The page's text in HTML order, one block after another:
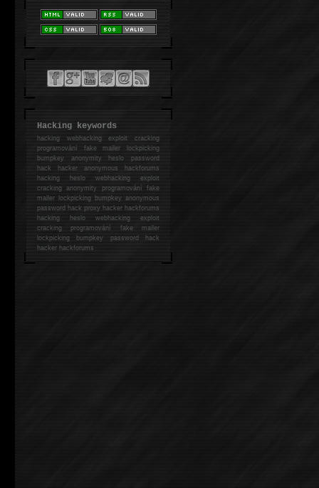
Hacking keywords
hackingwebhacking exploit cracking
programování fake mailer lockpicking
bumpkey anonymity heslo password
hackhacker anonymous hackforums
hackingheslo webhacking exploit
cracking anonymity programování fake
mailer lockpicking bumpkey anonymous
password hack proxy hacker hackforums
hacking heslo webhacking exploit
cracking programování fake mailer
lockpicking bumpkey password hack
hackerhackforums